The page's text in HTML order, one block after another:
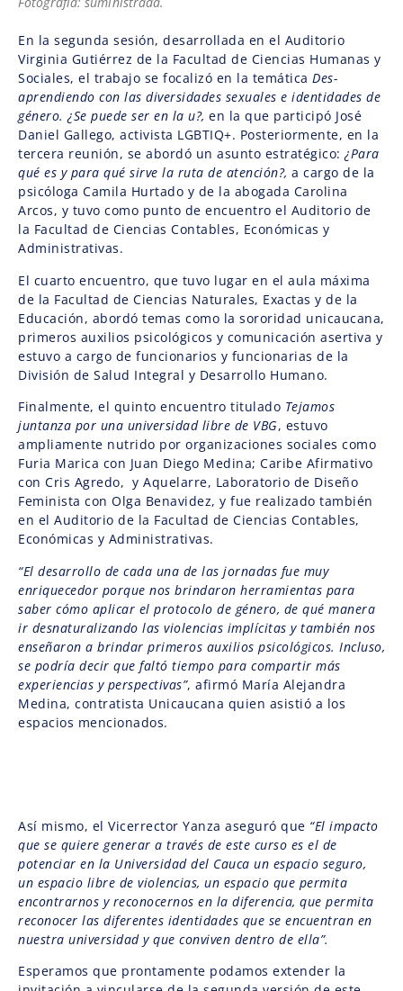
En la segunda sesión, desarrollada en el Auditorio
Virginia Gutiérrez de la Facultad de Ciencias Humanas y
Sociales, el trabajo se focalizó en la temática Des-
aprendiendo con las diversidades sexuales e identidades de
género. ¿Se puede ser en la u?, en la que participó José
Daniel Gallego, activista LGBTIQ+. Posteriormente, en la
tercera reunión, se abordó un asunto estratégico: ¿Para
qué es y para qué sirve la ruta de atención?, a cargo de la
psicóloga Camila Hurtado y de la abogada Carolina
Arcos, y tuvo como punto de encuentro el Auditorio de
la Facultad de Ciencias Contables, Económicas y
Administrativas.
El cuarto encuentro, que tuvo lugar en el aula máxima
de la Facultad de Ciencias Naturales, Exactas y de la
Educación, abordó temas como la sororidad unicaucana,
primeros auxilios psicológicos y comunicación asertiva y
estuvo a cargo de funcionarios y funcionarias de la
División de Salud Integral y Desarrollo Humano.
Finalmente, el quinto encuentro titulado Tejamos
juntanza por una universidad libre de VBG, estuvo
ampliamente nutrido por organizaciones sociales como
Furia Marica con Juan Diego Medina; Caribe Afirmativo
con Cris Agredo, y Aquelarre, Laboratorio de Diseño
Feminista con Olga Benavidez, y fue realizado también
en el Auditorio de la Facultad de Ciencias Contables,
Económicas y Administrativas.
“El desarrollo de cada una de las jornadas fue muy
enriquecedor porque nos brindaron herramientas para
saber cómo aplicar el protocolo de género, de qué manera
ir desnaturalizando las violencias implícitas y también nos
enseñaron a brindar primeros auxilios psicológicos. Incluso,
se podría decir que faltó tiempo para compartir más
experiencias y perspectivas”, afirmó María Alejandra
Medina, contratista Unicaucana quien asistió a los
espacios mencionados.
Así mismo, el Vicerrector Yanza aseguró que “El impacto
que se quiere generar a través de este curso es el de
potenciar en la Universidad del Cauca un espacio seguro,
un espacio libre de violencias, un espacio que permita
encontrarnos y reconocernos en la diferencia, que permita
reconocer las diferentes identidades que se encuentran en
nuestra universidad y que conviven dentro de ella”.
Esperamos que prontamente podamos extender la